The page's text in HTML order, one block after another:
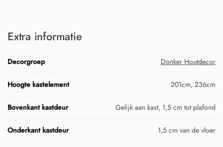
Extra informatie
Decorgroep Donker Houtdecor
Hoogte kastelement 201cm, 236cm
Bovenkant kastdeur Gelijk aan kast, 1,5 cm tot plafond
Onderkant kastdeur 1,5 cm van de vloer